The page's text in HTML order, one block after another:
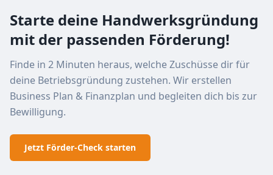
Starte deine Handwerksgründung
mit der passenden Förderung!
Finde in 2 Minuten heraus, welche Zuschüsse dir für
deine Betriebsgründung zustehen. Wir erstellen
Business Plan & Finanzplan und begleiten dich bis zur
Bewilligung.
Jetzt Förder-Check starten